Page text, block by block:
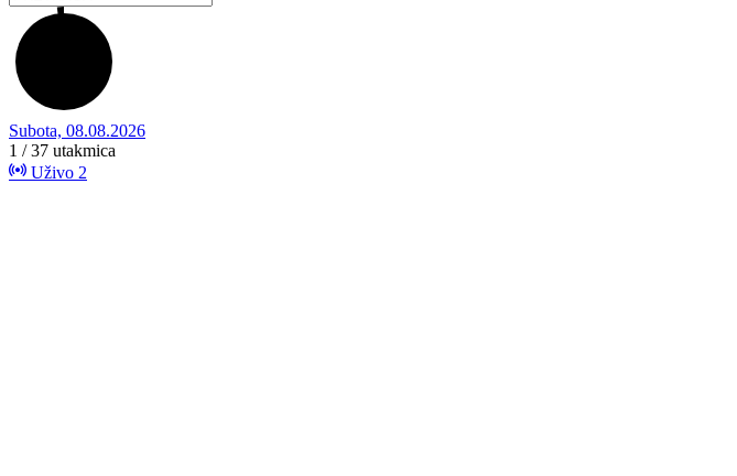
Subota, 08.08.2026
1 / 37 utakmica
Uživo 2